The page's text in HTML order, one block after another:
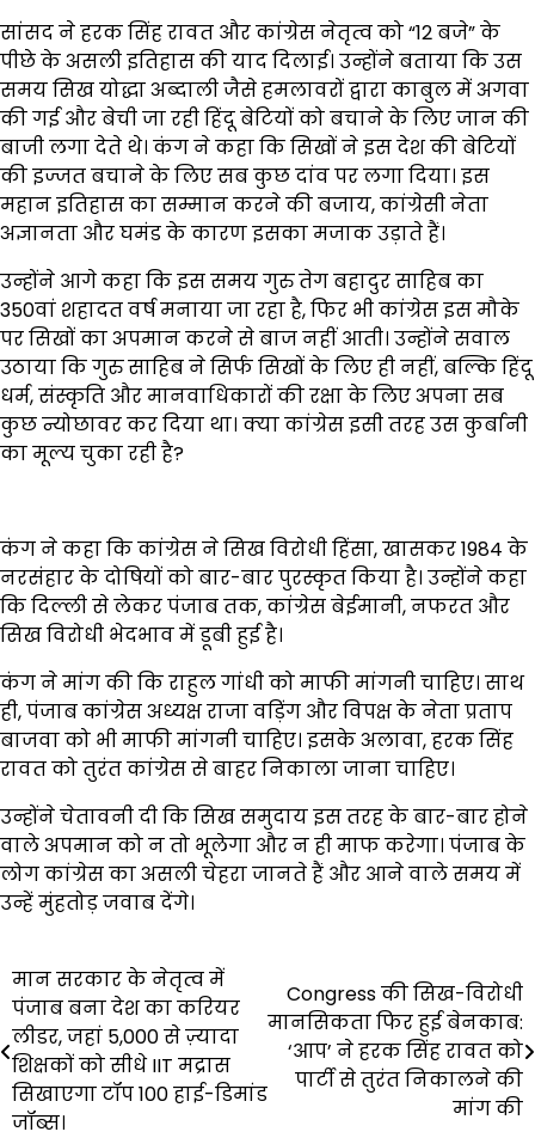
सांसद ने हरक सिंह रावत और कांग्रेस नेतृत्व को “12 बजे” के
पीछे के असली इतिहास की याद दिलाई। उन्होंने बताया कि उस
समय सिख योद्धा अब्दाली जैसे हमलावरों द्वारा काबुल में अगवा
की गई और बेची जा रही हिंदू बेटियों को बचाने के लिए जान की
बाजी लगा देते थे। कंग ने कहा कि सिखों ने इस देश की बेटियों
की इज्जत बचाने के लिए सब कुछ दांव पर लगा दिया। इस
महान इतिहास का सम्मान करने की बजाय, कांग्रेसी नेता
अज्ञानता और घमंड के कारण इसका मजाक उड़ाते हैं।
उन्होंने आगे कहा कि इस समय गुरु तेग बहादुर साहिब का
350वां शहादत वर्ष मनाया जा रहा है, फिर भी कांग्रेस इस मौके
पर सिखों का अपमान करने से बाज नहीं आती। उन्होंने सवाल
उठाया कि गुरु साहिब ने सिर्फ सिखों के लिए ही नहीं, बल्कि हिंदू
धर्म, संस्कृति और मानवाधिकारों की रक्षा के लिए अपना सब
कुछ न्योछावर कर दिया था। क्या कांग्रेस इसी तरह उस कुर्बानी
का मूल्य चुका रही है?
कंग ने कहा कि कांग्रेस ने सिख विरोधी हिंसा, खासकर 1984 के
नरसंहार के दोषियों को बार-बार पुरस्कृत किया है। उन्होंने कहा
कि दिल्ली से लेकर पंजाब तक, कांग्रेस बेईमानी, नफरत और
सिख विरोधी भेदभाव में डूबी हुई है।
कंग ने मांग की कि राहुल गांधी को माफी मांगनी चाहिए। साथ
ही, पंजाब कांग्रेस अध्यक्ष राजा वड़िंग और विपक्ष के नेता प्रताप
बाजवा को भी माफी मांगनी चाहिए। इसके अलावा, हरक सिंह
रावत को तुरंत कांग्रेस से बाहर निकाला जाना चाहिए।
उन्होंने चेतावनी दी कि सिख समुदाय इस तरह के बार-बार होने
वाले अपमान को न तो भूलेगा और न ही माफ करेगा। पंजाब के
लोग कांग्रेस का असली चेहरा जानते हैं और आने वाले समय में
उन्हें मुंहतोड़ जवाब देंगे।
Post
navigation
मान सरकार के नेतृत्व में
पंजाब बना देश का करियर
लीडर, जहां 5,000 से ज़्यादा
शिक्षकों को सीधे IIT मद्रास
सिखाएगा टॉप 100 हाई-डिमांड
जॉब्स।
Congress की सिख-विरोधी
मानसिकता फिर हुई बेनकाब:
‘आप’ ने हरक सिंह रावत को
पार्टी से तुरंत निकालने की
मांग की